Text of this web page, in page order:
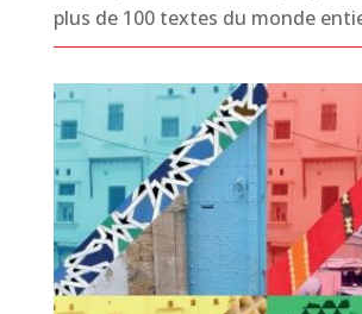
plus de 100 textes du monde